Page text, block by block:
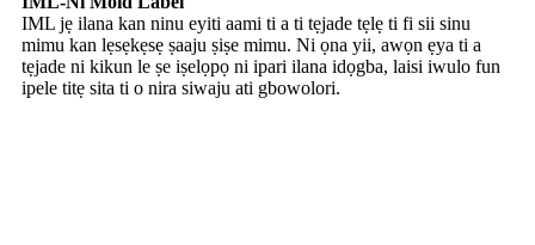
IML jẹ ilana kan ninu eyiti aami ti a ti tẹjade tẹlẹ ti fi sii sinu
mimu kan lẹsẹkẹsẹ ṣaaju ṣiṣe mimu. Ni ọna yii, awọn ẹya ti a
tẹjade ni kikun le ṣe iṣelọpọ ni ipari ilana idọgba, laisi iwulo fun
ipele titẹ sita ti o nira siwaju ati gbowolori.